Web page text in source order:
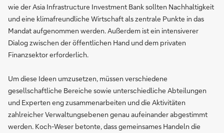
wie der Asia Infrastructure Investment Bank sollten Nachhaltigkeit
und eine klimafreundliche Wirtschaft als zentrale Punkte in das
Mandat aufgenommen werden. Außerdem ist ein intensiverer
Dialog zwischen der öffentlichen Hand und dem privaten
Finanzsektor erforderlich.
Um diese Ideen umzusetzen, müssen verschiedene
gesellschaftliche Bereiche sowie unterschiedliche Abteilungen
und Experten eng zusammenarbeiten und die Aktivitäten
zahlreicher Verwaltungsebenen genau aufeinander abgestimmt
werden. Koch-Weser betonte, dass gemeinsames Handeln die